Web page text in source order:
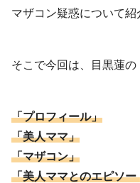
マザコン疑惑について紹
そこで今回は、目黒蓮の
「プロフィール」
「美人ママ」
「マザコン」
「美人ママとのエピソー